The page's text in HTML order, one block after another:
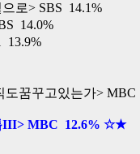
로> SBS 14.1%
14.0%
13.9%
도꿈꾸고있는가> MBC
III> MBC 12.6% ☆★